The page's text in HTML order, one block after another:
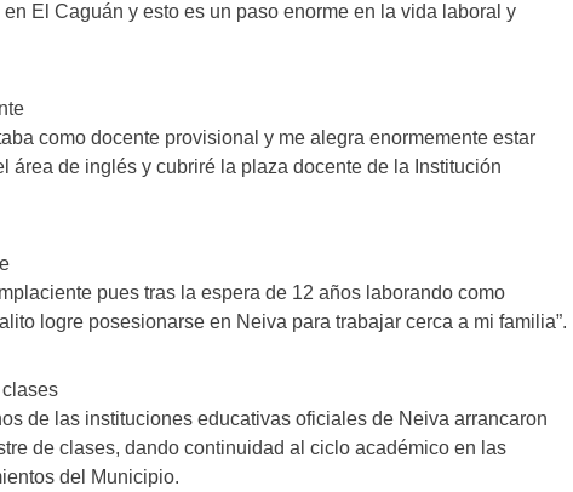
El Caguán y esto es un paso enorme en la vida laboral y
como docente provisional y me alegra enormemente estar
área de inglés y cubriré la plaza docente de la Institución
pues tras la espera de 12 años laborando como
logre posesionarse en Neiva para trabajar cerca a mi familia”.
de las instituciones educativas oficiales de Neiva arrancaron
de clases, dando continuidad al ciclo académico en las
del Municipio.